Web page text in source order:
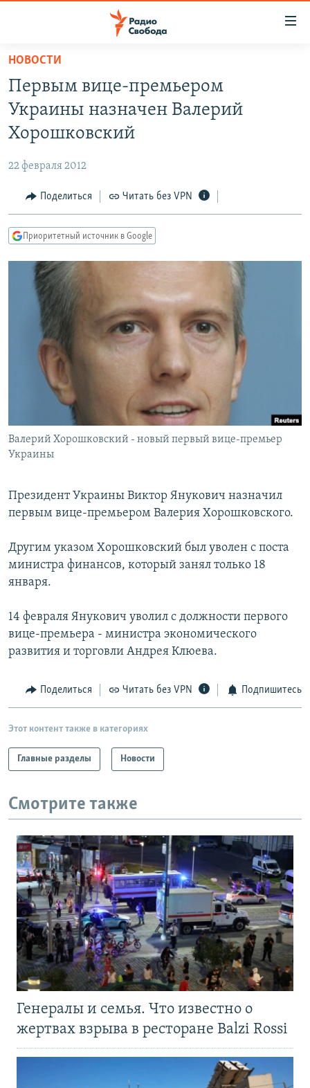
упрощенного
доступа
Вернуться
основному
Вернутся
Вернутся
поиску
ПОДКАСТЫ
АВТОРСКИЕ ПРОЕКТЫ
МНЕНИЯ
КУЛЬТУРА
КАВКАЗ.РЕАЛИИ
СЕВЕР.РЕАЛИИ
СИБИРЬ.РЕАЛИИ
РАСПИСАНИЕ ВЕЩАНИЯ
ПОДПИШИТЕСЬ НА РАССЫЛКУ
СОЦИАЛЬНЫЕ СЕТИ
НОВОСТИ
Первым вице-премьером
Украины назначен Валерий
Хорошковский
22 февраля 2012
Поделиться Читать без VPN
Приоритетный источник в Google
Валерий Хорошковский - новый первый вице-премьер
Украины
Президент Украины Виктор Янукович назначил
первым вице-премьером Валерия Хорошковского.
Другим указом Хорошковский был уволен с поста
министра финансов, который занял только 18
января.
14 февраля Янукович уволил с должности первого
вице-премьера - министра экономического
развития и торговли Андрея Клюева.
Поделиться Читать без VPN Подпишитесь
Этот контент также в категориях
Главные разделы Новости
Смотрите также
Генералы и семья. Что известно о
жертвах взрыва в ресторане Balzi Rossi